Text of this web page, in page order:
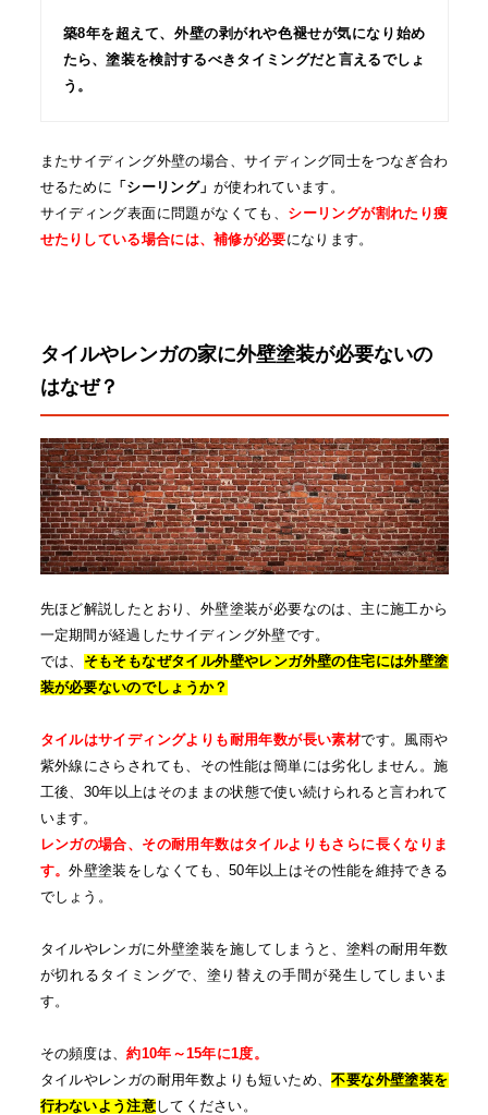
築8年を超えて、外壁の剥がれや色褪せが気になり始め
たら、塗装を検討するべきタイミングだと言えるでしょ
う。
またサイディング外壁の場合、サイディング同士をつなぎ合わ
せるために 「シーリング」が使われています。
サイディング表面に問題がなくても、 シーリングが割れたり痩
せたりしている場合には、補修が必要になります。
タイルやレンガの家に外壁塗装が必要ないの
はなぜ？
先ほど解説したとおり、 外壁塗装が必要なのは、主に施工から
一定期間が経過したサイディング外壁です。
では、 そもそもなぜタイル外壁やレンガ外壁の住宅には外壁塗
装が必要ないのでしょうか？
タイルはサイディングよりも耐用年数が長い素材です。風雨や
紫外線にさらされても、その性能は簡単には劣化しません。施
工後、30年以上はそのままの状態で使い続けられると言われて
います。
レンガの場合、その耐用年数はタイルよりもさらに長くなりま
す。外壁塗装をしなくても、50年以上はその性能を維持できる
でしょう。
タイルやレンガに外壁塗装を施してしまうと、塗料の耐用年数
が切れるタイミングで、塗り替えの手間が発生してしまいま
す。
その頻度は、約10年～15年に1度。
タイルやレンガの耐用年数よりも短いため、不要な外壁塗装を
行わないよう注意してください。